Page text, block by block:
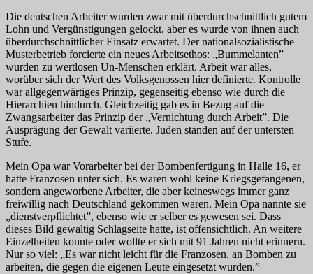
Die deutschen Arbeiter wurden zwar mit überdurchschnittlich gutem
Lohn und Vergünstigungen gelockt, aber es wurde von ihnen auch
überdurchschnittlicher Einsatz erwartet. Der nationalsozialistische
Musterbetrieb forcierte ein neues Arbeitsethos: „Bummelanten”
wurden zu wertlosen Un-Menschen erklärt. Arbeit war alles,
worüber sich der Wert des Volksgenossen hier definierte. Kontrolle
war allgegenwärtiges Prinzip, gegenseitig ebenso wie durch die
Hierarchien hindurch. Gleichzeitig gab es in Bezug auf die
Zwangsarbeiter das Prinzip der „Vernichtung durch Arbeit”. Die
Ausprägung der Gewalt variierte. Juden standen auf der untersten
Stufe.
Mein Opa war Vorarbeiter bei der Bombenfertigung in Halle 16, er
hatte Franzosen unter sich. Es waren wohl keine Kriegsgefangenen,
sondern angeworbene Arbeiter, die aber keineswegs immer ganz
freiwillig nach Deutschland gekommen waren. Mein Opa nannte sie
„dienstverpflichtet”, ebenso wie er selber es gewesen sei. Dass
dieses Bild gewaltig Schlagseite hatte, ist offensichtlich. An weitere
Einzelheiten konnte oder wollte er sich mit 91 Jahren nicht erinnern.
Nur so viel: „Es war nicht leicht für die Franzosen, an Bomben zu
arbeiten, die gegen die eigenen Leute eingesetzt wurden.”